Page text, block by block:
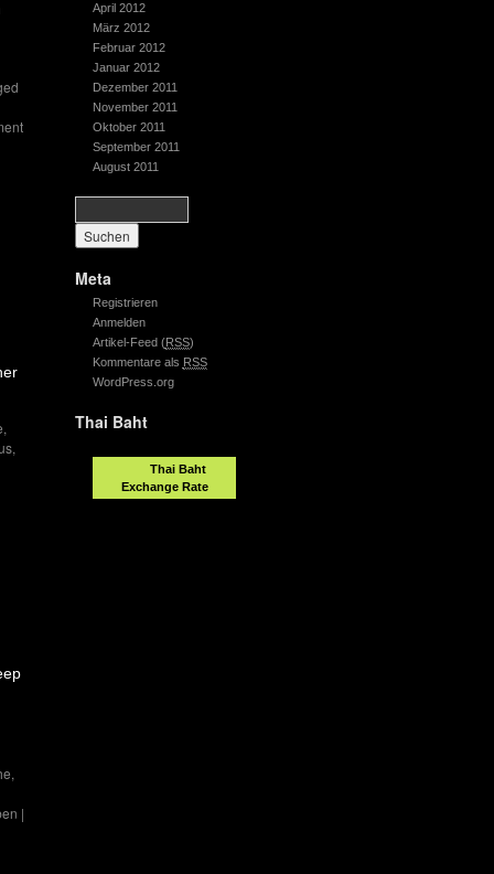
April 2012
März 2012
Februar 2012
Januar 2012
Dezember 2011
November 2011
Oktober 2011
September 2011
August 2011
Meta
Registrieren
Anmelden
Artikel-Feed (RSS)
Kommentare als RSS
WordPress.org
Thai Baht
Thai Baht
Exchange Rate
,
,
,
|